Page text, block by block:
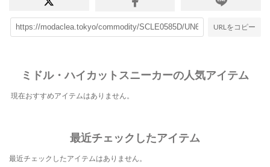
URLをコピー
ミドル・ハイカットスニーカーの人気アイテム
現在おすすめアイテムはありません。
最近チェックしたアイテム
最近チェックしたアイテムはありません。